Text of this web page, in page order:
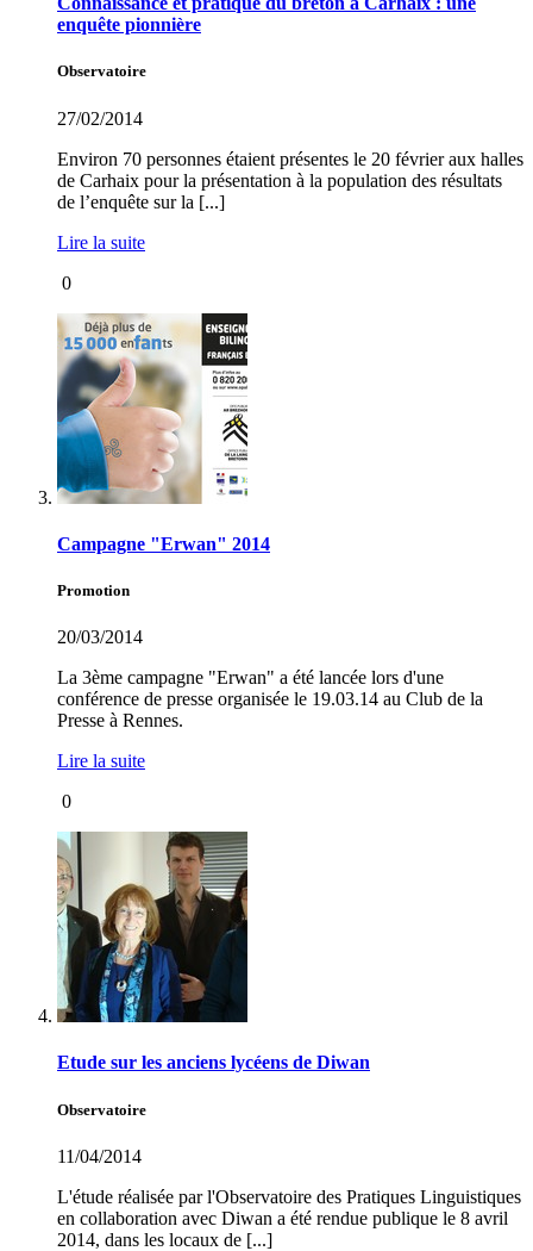
enquête pionnière
Observatoire
27/02/2014
Environ 70 personnes étaient présentes le 20 février aux halles
de Carhaix pour la présentation à la population des résultats
de l’enquête sur la [...]
Lire la suite
0
Campagne "Erwan" 2014
Promotion
20/03/2014
La 3ème campagne "Erwan" a été lancée lors d'une
conférence de presse organisée le 19.03.14 au Club de la
Presse à Rennes.
Lire la suite
0
Etude sur les anciens lycéens de Diwan
Observatoire
11/04/2014
L'étude réalisée par l'Observatoire des Pratiques Linguistiques
en collaboration avec Diwan a été rendue publique le 8 avril
2014, dans les locaux de [...]